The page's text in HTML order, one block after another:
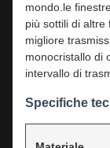
mondo.le
più sottili di altre
migliore
monocristallo di
intervallo di
Specifiche